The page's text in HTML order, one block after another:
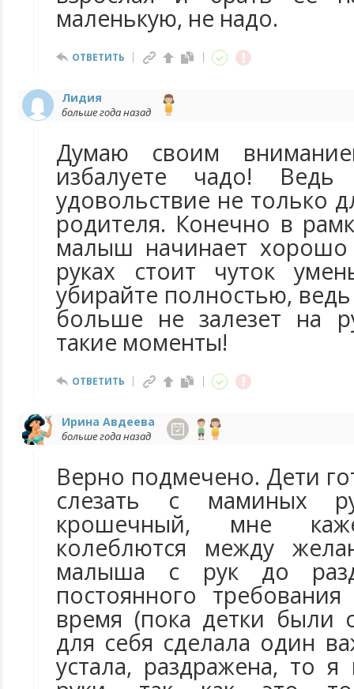
маленькую, не надо.
ОТВЕТИТЬ
Лидия
больше года назад
Думаю своим
избалуете чадо!
удовольствие не только
родителя. Конечно в
малыш начинает хорошо
руках стоит чуток
убирайте полностью,
больше не залезет на
такие моменты!
ОТВЕТИТЬ
Ирина Авдеева
больше года назад
Верно подмечено. Дети
слезать с маминых
крошечный, мне
колеблются между
малыша с рук до
постоянного
время (пока детки были
для себя сделала один
устала, раздражена, то